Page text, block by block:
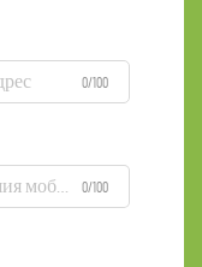
0/100
0/100